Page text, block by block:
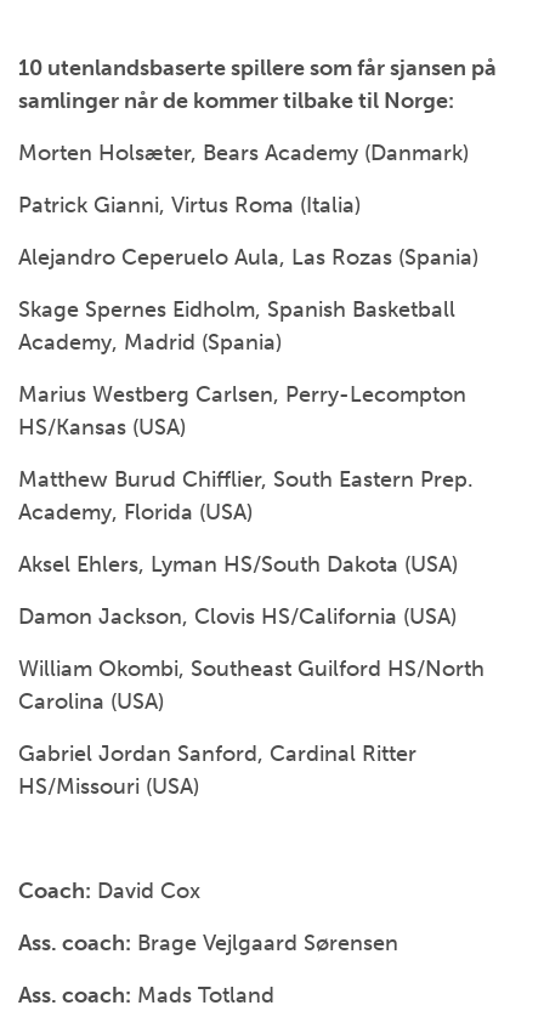
10 utenlandsbaserte spillere som får sjansen på
samlinger når de kommer tilbake til Norge:
Morten Holsæter, Bears Academy (Danmark)
Patrick Gianni, Virtus Roma (Italia)
Alejandro Ceperuelo Aula, Las Rozas (Spania)
Skage Spernes Eidholm, Spanish Basketball
Academy, Madrid (Spania)
Marius Westberg Carlsen, Perry-Lecompton
HS/Kansas (USA)
Matthew Burud Chifflier, South Eastern Prep.
Academy, Florida (USA)
Aksel Ehlers, Lyman HS/South Dakota (USA)
Damon Jackson, Clovis HS/California (USA)
William Okombi, Southeast Guilford HS/North
Carolina (USA)
Gabriel Jordan Sanford, Cardinal Ritter
HS/Missouri (USA)
Coach: David Cox
Ass. coach: Brage Vejlgaard Sørensen
Ass. coach: Mads Totland